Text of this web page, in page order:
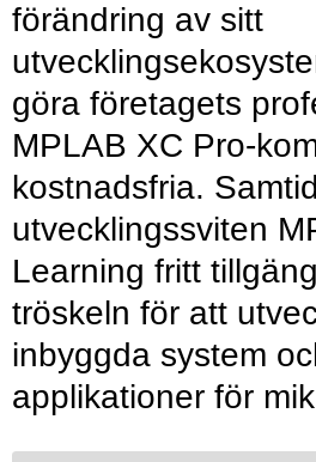
förändring av sitt
göra företagets
MPLAB XC Pro-
kostnadsfria.
utvecklingssviten
Learning fritt
tröskeln för att
inbyggda system
applikationer för